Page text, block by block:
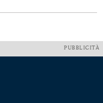
PUBBLICITÀ